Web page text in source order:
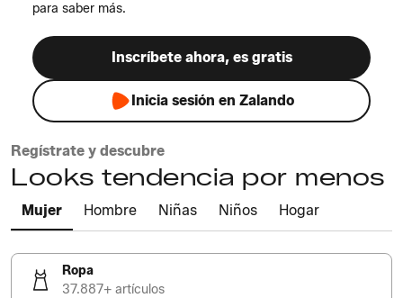
para saber más.
Inscríbete ahora, es gratis
Inicia sesión en Zalando
Regístrate y descubre
Looks tendencia por menos
Mujer Hombre Niñas Niños Hogar
Ropa
37.887+ artículos